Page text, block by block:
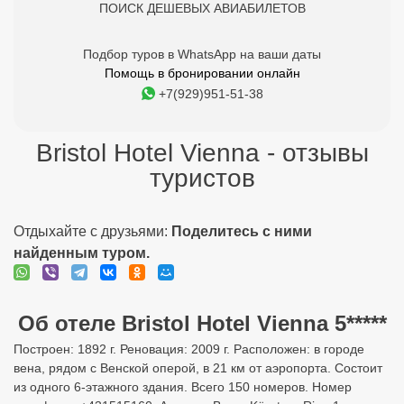
ПОИСК ДЕШЕВЫХ АВИАБИЛЕТОВ
Подбор туров в WhatsApp на ваши даты
Помощь в бронировании онлайн
+7(929)951-51-38
Bristol Hotel Vienna - отзывы
туристов
Отдыхайте с друзьями: Поделитесь с ними
найденным туром.
Об отеле Bristol Hotel Vienna 5*****
Построен: 1892 г. Реновация: 2009 г. Расположен: в городе
вена, рядом с Венской оперой, в 21 км от аэропорта. Состоит
из одного 6-этажного здания. Всего 150 номеров. Номер